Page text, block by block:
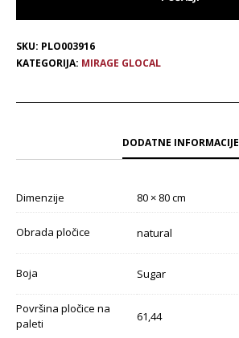
SKU: PLO003916
KATEGORIJA: MIRAGE GLOCAL
DODATNE INFORMACIJE
Dimenzije 80 × 80 cm
Obrada pločice natural
Boja Sugar
Površina pločice na
paleti
61,44